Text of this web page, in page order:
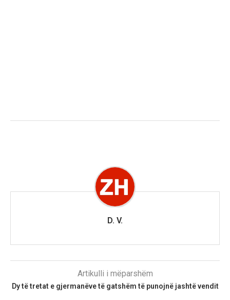
D. V.
Artikulli i mëparshëm
Dy të tretat e gjermanëve të gatshëm të punojnë jashtë vendit